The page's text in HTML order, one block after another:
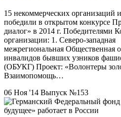
15 некоммерческих организаций
победили в открытом конкурсе
диалог» в 2014 г. Победителями
организации: 1. Северо-западная
межрегиональная Общественная
инвалидов бывших узников
(ОБУКГ) Проект: «Волонтеры
Взаимопомощь…
06 Ноя '14 Выпуск №153